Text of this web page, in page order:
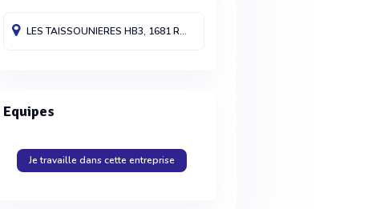
LES TAISSOUNIERES HB3, 1681 ROUTE DES DOLINES,
Equipes
Je travaille dans cette entreprise